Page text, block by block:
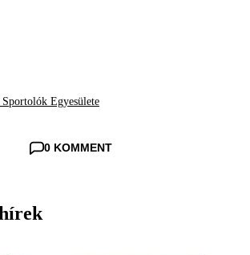
Egyesülete
0 KOMMENT